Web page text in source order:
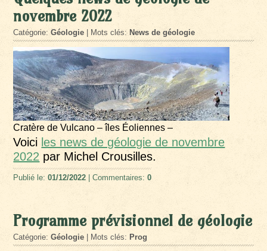
novembre 2022
Catégorie:Géologie | Mots clés:News de géologie
Cratère de Vulcano – îles Éoliennes –
Voici les news de géologie de novembre
2022 par Michel Crousilles.
Publié le:01/12/2022 | Commentaires:0
Programme prévisionnel de géologie
Catégorie:Géologie | Mots clés: Prog